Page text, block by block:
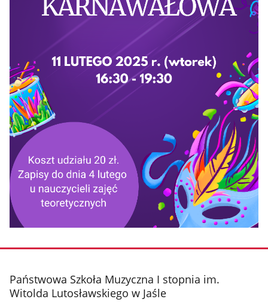
stopka
Państwowa Szkoła Muzyczna I stopnia im.
Witolda Lutosławskiego w Jaśle